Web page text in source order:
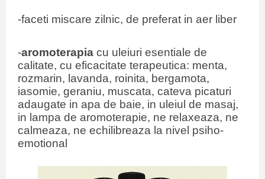
-faceti miscare zilnic, de preferat in aer liber
-aromoterapia cu uleiuri esentiale de
calitate, cu eficacitate terapeutica: menta,
rozmarin, lavanda, roinita, bergamota,
iasomie, geraniu, muscata, cateva picaturi
adaugate in apa de baie, in uleiul de masaj,
in lampa de aromoterapie, ne relaxeaza, ne
calmeaza, ne echilibreaza la nivel psiho-
emotional